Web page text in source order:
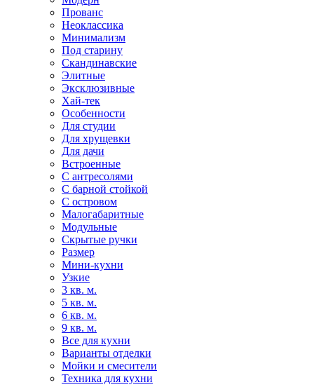
Прованс
Неоклассика
Минимализм
Под старину
Скандинавские
Элитные
Эксклюзивные
Хай-тек
Особенности
Для студии
Для хрущевки
Для дачи
Встроенные
С антресолями
С барной стойкой
С островом
Малогабаритные
Модульные
Скрытые ручки
Размер
Мини-кухни
Узкие
3 кв. м.
5 кв. м.
6 кв. м.
9 кв. м.
Все для кухни
Варианты отделки
Мойки и смесители
Техника для кухни